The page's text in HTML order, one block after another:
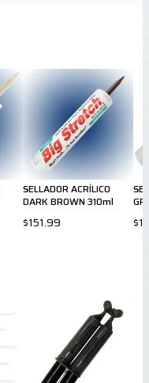
SELLADOR ACRÍLICO
DARK BROWN 310ml
$151.99